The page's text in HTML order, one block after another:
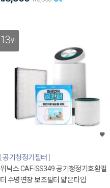
13위
공기청정기필터
위닉스 CAF-SS349 공기청정기호환필
터 수명연장 보조필터 얇은타입